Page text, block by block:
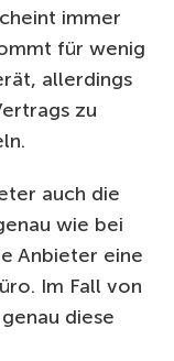
immer
für wenig
allerdings
zu
auch die
wie bei
Anbieter eine
Im Fall von
diese